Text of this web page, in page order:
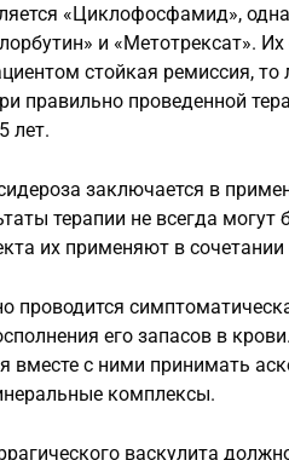
«Циклофосфамид»,
и «Метотрексат».
стойкая ремиссия,
правильно проведенной
лет.
заключается в
терапии не всегда
их применяют в
проводится
его запасов в
вместе с ними принимать
комплексы.
васкулита